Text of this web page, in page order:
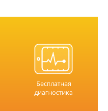
Бесплатная
диагностика